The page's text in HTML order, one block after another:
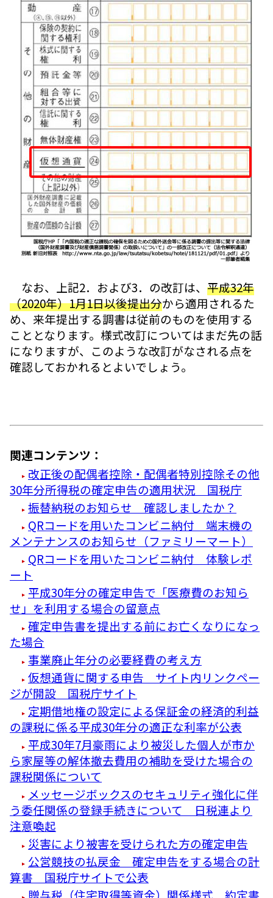
なお、上記2．および3．の改訂は、 平成32年
（2020年）1月1日以後提出分から適用されるた
め、来年提出する調書は従前のものを使用する
こととなります。様式改訂についてはまだ先の話
になりますが、このような改訂がなされる点を
確認しておかれるとよいでしょう。
関連コンテンツ：
改正後の配偶者控除・配偶者特別控除その他
30年分所得税の確定申告の適用状況 国税庁
振替納税のお知らせ 確認しましたか？
QRコードを用いたコンビニ納付 端末機の
メンテナンスのお知らせ（ファミリーマート）
QRコードを用いたコンビニ納付 体験レポ
ート
平成30年分の確定申告で「医療費のお知ら
せ」を利用する場合の留意点
確定申告書を提出する前にお亡くなりになっ
た場合
事業廃止年分の必要経費の考え方
仮想通貨に関する申告 サイト内リンクペー
ジが開設 国税庁サイト
定期借地権の設定による保証金の経済的利益
の課税に係る平成30年分の適正な利率が公表
平成30年7月豪雨により被災した個人が市か
ら家屋等の解体撤去費用の補助を受けた場合の
課税関係について
メッセージボックスのセキュリティ強化に伴
う委任関係の登録手続きについて 日税連より
注意喚起
災害により被害を受けられた方の確定申告
公営競技の払戻金 確定申告をする場合の計
算書 国税庁サイトで公表
贈与税（住宅取得等資金）関係様式 約定書